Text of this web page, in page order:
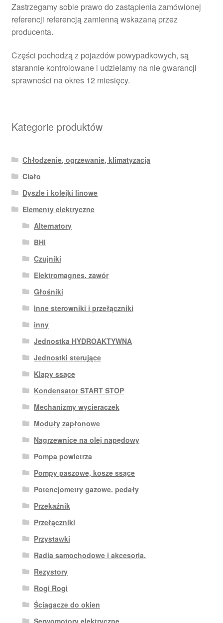
Zastrzegamy sobie prawo do zastąpienia zamówionej
referencji referencją zamienną wskazaną przez
producenta.
Części pochodzą z pojazdów powypadkowych, są
starannie kontrolowane i udzielamy na nie gwarancji
sprawności na okres 12 miesięcy.
Kategorie produktów
Chłodzenie, ogrzewanie, klimatyzacja
Ciało
Dyszle i kolejki linowe
Elementy elektryczne
Alternatory
BHI
Czujniki
Elektromagnes. zawór
Głośniki
Inne sterowniki i przełączniki
inny
Jednostka HYDROAKTYWNA
Jednostki sterujące
Klapy ssące
Kondensator START STOP
Mechanizmy wycieraczek
Moduły zapłonowe
Nagrzewnice na olej napędowy
Pompa powietrza
Pompy paszowe, kosze ssące
Potencjometry gazowe. pedały
Przekaźnik
Przełączniki
Przystawki
Radia samochodowe i akcesoria.
Rezystory
Rogi Rogi
Ściągacze do okien
Serwomotory elektryczne